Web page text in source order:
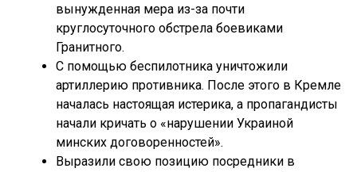
вынужденная мера из-за почти
круглосуточного обстрела боевиками
Гранитного.
С помощью беспилотника уничтожили
артиллерию противника. После этого в Кремле
началась настоящая истерика, а пропагандисты
начали кричать о «нарушении Украиной
минских договоренностей».
Выразили свою позицию посредники в